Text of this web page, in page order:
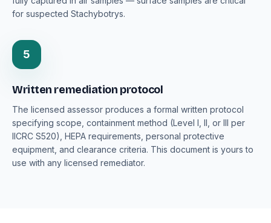
for suspected Stachybotrys.
5
Written remediation protocol
The licensed assessor produces a formal written protocol
specifying scope, containment method (Level I, II, or III per
IICRC S520), HEPA requirements, personal protective
equipment, and clearance criteria. This document is yours to
use with any licensed remediator.